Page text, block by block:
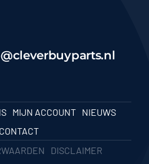
MIJN ACCOUNT
NIEUWS
CONTACT
DISCLAIMER